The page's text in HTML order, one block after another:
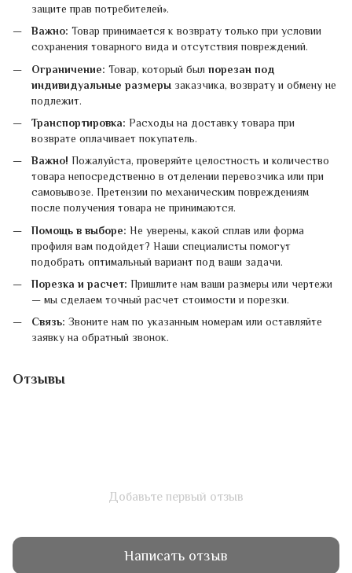
защите прав потребителей».
Важно: Товар принимается к возврату только при условии
сохранения товарного вида и отсутствия повреждений.
Ограничение: Товар, который был порезан под
индивидуальные размеры заказчика, возврату и обмену не
подлежит.
Транспортировка: Расходы на доставку товара при
возврате оплачивает покупатель.
Важно! Пожалуйста, проверяйте целостность и количество
товара непосредственно в отделении перевозчика или при
самовывозе. Претензии по механическим повреждениям
после получения товара не принимаются.
Помощь в выборе: Не уверены, какой сплав или форма
профиля вам подойдет? Наши специалисты помогут
подобрать оптимальный вариант под ваши задачи.
Порезка и расчет: Пришлите нам ваши размеры или чертежи
— мы сделаем точный расчет стоимости и порезки.
Связь: Звоните нам по указанным номерам или оставляйте
заявку на обратный звонок.
Отзывы
Добавьте первый отзыв
Написать отзыв